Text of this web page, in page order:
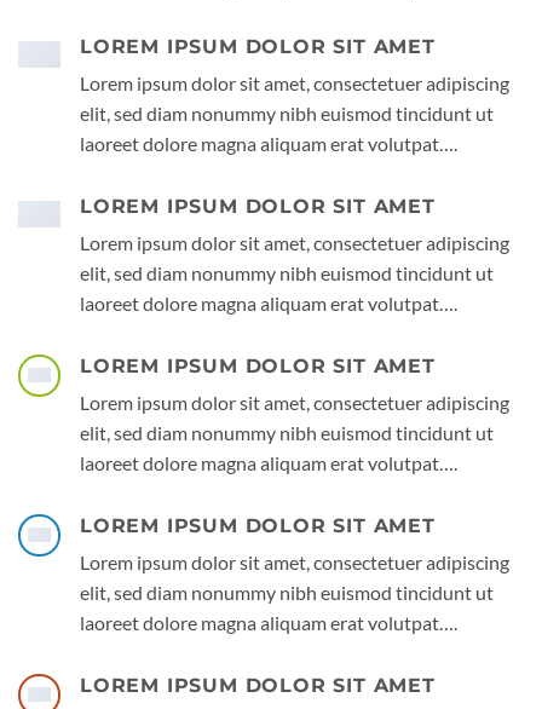
LOREM IPSUM DOLOR SIT AMET
Lorem ipsum dolor sit amet, consectetuer adipiscing
elit, sed diam nonummy nibh euismod tincidunt ut
laoreet dolore magna aliquam erat volutpat….
LOREM IPSUM DOLOR SIT AMET
Lorem ipsum dolor sit amet, consectetuer adipiscing
elit, sed diam nonummy nibh euismod tincidunt ut
laoreet dolore magna aliquam erat volutpat….
LOREM IPSUM DOLOR SIT AMET
Lorem ipsum dolor sit amet, consectetuer adipiscing
elit, sed diam nonummy nibh euismod tincidunt ut
laoreet dolore magna aliquam erat volutpat….
LOREM IPSUM DOLOR SIT AMET
Lorem ipsum dolor sit amet, consectetuer adipiscing
elit, sed diam nonummy nibh euismod tincidunt ut
laoreet dolore magna aliquam erat volutpat….
LOREM IPSUM DOLOR SIT AMET